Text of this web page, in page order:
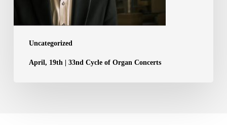
Uncategorized
April, 19th | 33nd Cycle of Organ Concerts